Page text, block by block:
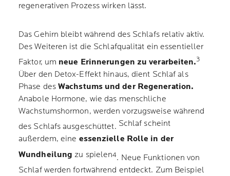
regenerativen Prozess wirken lässt.
Das Gehirn bleibt während des Schlafs relativ aktiv.
Des Weiteren ist die Schlafqualität ein essentieller
Faktor, um neue Erinnerungen zu verarbeiten.3
Über den Detox-Effekt hinaus, dient Schlaf als
Phase des Wachstums und der Regeneration.
Anabole Hormone, wie das menschliche
Wachstumshormon, werden vorzugsweise während
des Schlafs ausgeschüttet. Schlaf scheint
außerdem, eine essenzielle Rolle in der
Wundheilung zu spielen4. Neue Funktionen von
Schlaf werden fortwährend entdeckt. Zum Beispiel